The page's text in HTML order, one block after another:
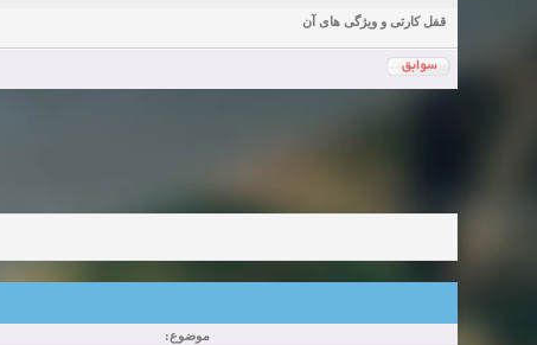
قفل کارتی و ویژگی های آن
موضوع: